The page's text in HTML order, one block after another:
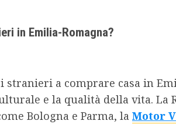
in Emilia-Romagna?
stranieri a comprare casa in
e la qualità della vita. La
Bologna e Parma, la Motor